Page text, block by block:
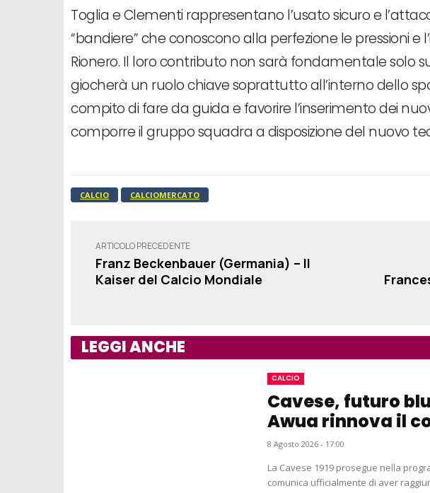
Toglia e Clementi rappresentano l’usato sicuro e
“bandiere” che conoscono alla perfezione le pressioni e
Rionero. Il loro contributo non sarà fondamentale solo
giocherà un ruolo chiave soprattutto all’interno dello
compito di fare da guida e favorire l’inserimento dei
comporre il gruppo squadra a disposizione del nuovo
CALCIO CALCIOMERCATO
ARTICOLO PRECEDENTE
Franz Beckenbauer (Germania) – Il
Kaiser del Calcio Mondiale
LEGGI ANCHE
CALCIO
Cavese, futuro
Awua rinnova il
8 Agosto 2026 - 17:00
La Cavese 1919 prosegue nella
comunica ufficialmente di aver